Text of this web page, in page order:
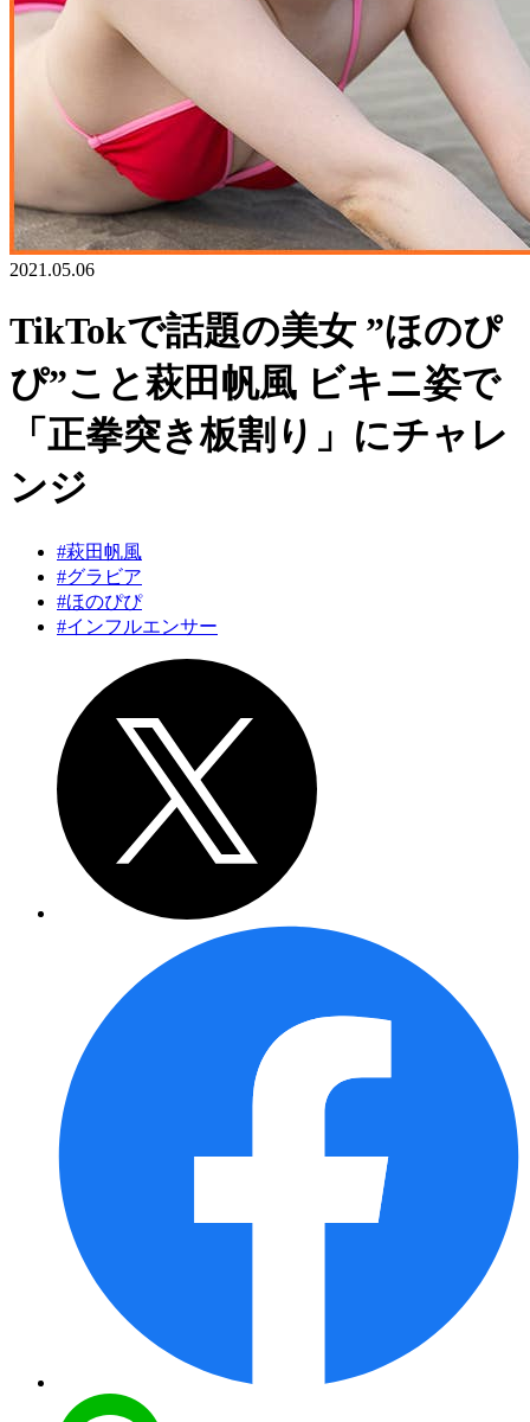
2021.05.06
TikTokで話題の美女 ”ほのぴ
ぴ”こと萩田帆風 ビキニ姿で
「正拳突き板割り」にチャレ
ンジ
#萩田帆風
#グラビア
#ほのぴぴ
#インフルエンサー